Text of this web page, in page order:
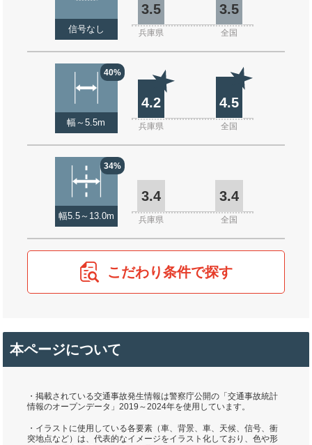
信号なし
3.5 3.5
兵庫県 全国
40%
幅～5.5m
4.2 4.5
兵庫県 全国
34%
幅5.5～13.0m
3.4 3.4
兵庫県 全国
こだわり条件で探す
本ページについて
・掲載されている交通事故発生情報は警察庁公開の「交通事故統計
情報のオープンデータ」2019～2024年を使用しています。
・イラストに使用している各要素（車、背景、車、天候、信号、衝
突地点など）は、代表的なイメージをイラスト化しており、色や形